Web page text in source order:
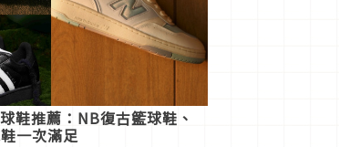
鞋推薦：NB復古籃球鞋、
一次滿足